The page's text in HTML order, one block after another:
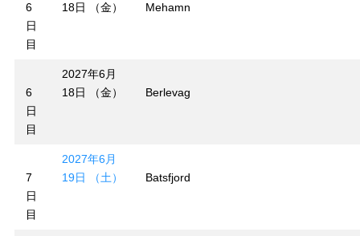
6
日
目
18日 （金）
Mehamn
6
日
目
2027年6月
18日 （金）
Berlevag
7
日
目
2027年6月
19日 （土）
Batsfjord